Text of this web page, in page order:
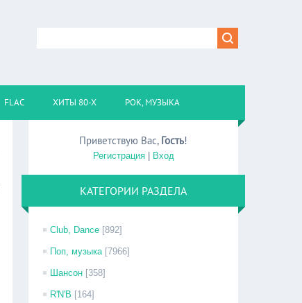
FLAC ХИТЫ 80-Х РОК, МУЗЫКА
Приветствую Вас, Гость!
Регистрация| Вход
КАТЕГОРИИ РАЗДЕЛА
Club, Dance [892]
Поп, музыка [7966]
Шансон [358]
R'N'B [164]